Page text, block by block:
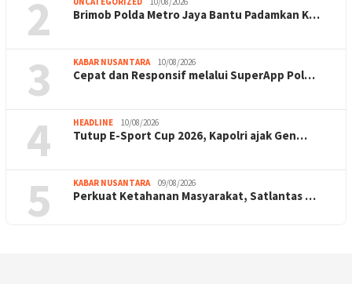
2 Brimob Polda Metro Jaya Bantu Padamkan K…
3 KABAR NUSANTARA 10/08/2026
Cepat dan Responsif melalui SuperApp Pol…
4 HEADLINE 10/08/2026
Tutup E-Sport Cup 2026, Kapolri ajak Gen…
5 KABAR NUSANTARA 09/08/2026
Perkuat Ketahanan Masyarakat, Satlantas …